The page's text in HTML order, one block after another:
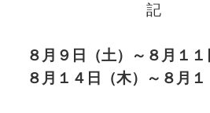
９日（土）～８月１１
１４日（木）～８月１